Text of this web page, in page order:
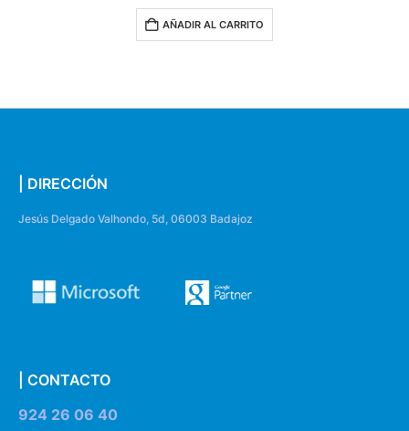
AÑADIR AL CARRITO
| DIRECCIÓN
Jesús Delgado Valhondo, 5d, 06003 Badajoz
| CONTACTO
924 26 06 40